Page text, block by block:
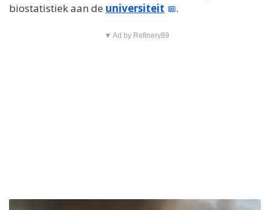
biostatistiek aan de universiteit .
▼ Ad by Refinery89